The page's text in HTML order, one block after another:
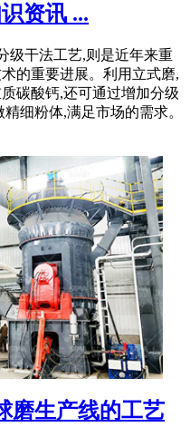
资讯 ...
级干法工艺,则是近年来重
的重要进展。利用立式磨,
碳酸钙,还可通过增加分级
细粉体,满足市场的需求。
磨生产线的工艺